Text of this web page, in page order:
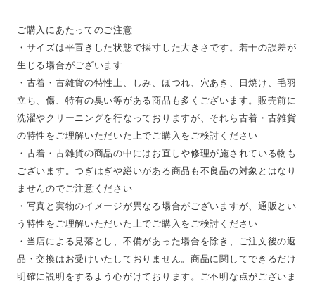
ご購入にあたってのご注意
・サイズは平置きした状態で採寸した大きさです。若干の誤差が
生じる場合がございます
・古着・古雑貨の特性上、しみ、ほつれ、穴あき、日焼け、毛羽
立ち、傷、特有の臭い等がある商品も多くございます。販売前に
洗濯やクリーニングを行なっておりますが、それら古着・古雑貨
の特性をご理解いただいた上でご購入をご検討ください
・古着・古雑貨の商品の中にはお直しや修理が施されている物も
ございます。つぎはぎや繕いがある商品も不良品の対象とはなり
ませんのでご注意ください
・写真と実物のイメージが異なる場合がございますが、通販とい
う特性をご理解いただいた上でご購入をご検討ください
・当店による見落とし、不備があった場合を除き、ご注文後の返
品・交換はお受けいたしておりません。商品に関してできるだけ
明確に説明をするよう心がけております。ご不明な点がございま